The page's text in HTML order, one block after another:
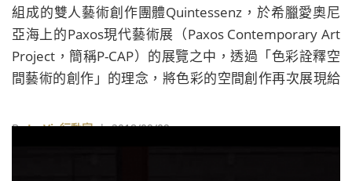
組成的雙人藝術創作團體Quintessenz，於希臘愛奧尼
亞海上的Paxos現代藝術展（Paxos Contemporary Art
Project，簡稱P-CAP）的展覽之中，透過「色彩詮釋空
間藝術的創作」的理念，將色彩的空間創作再次展現給
ByLa Vie行動家| 2018/09/09